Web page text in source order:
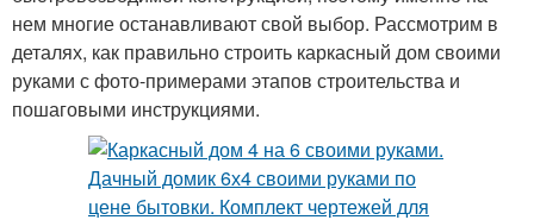
нем многие останавливают свой выбор. Рассмотрим в
деталях, как правильно строить каркасный дом своими
руками с фото-примерами этапов строительства и
пошаговыми инструкциями.